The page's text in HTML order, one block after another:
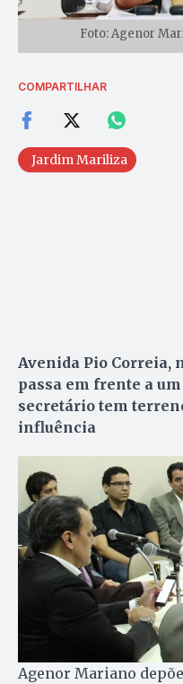
Foto: Agenor
COMPARTILHAR
Jardim Mariliza
Avenida Pio Correia,
passa em frente a
secretário tem
influência
Agenor Mariano